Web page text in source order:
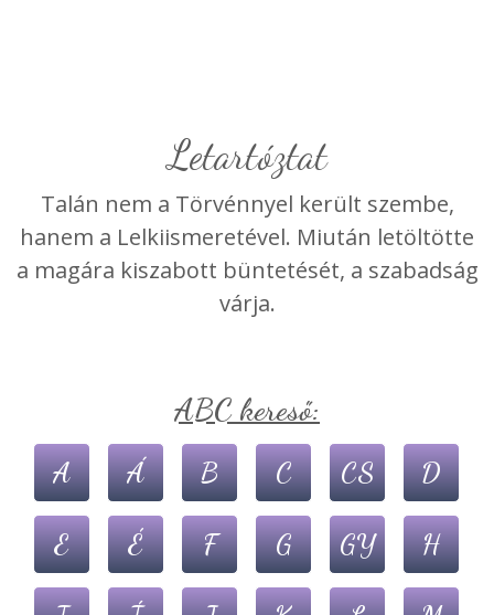
Letartóztat
Talán nem a Törvénnyel került szembe,
hanem a Lelkiismeretével. Miután letöltötte
a magára kiszabott büntetését, a szabadság
várja.
ABC kereső:
A Á B C CS D
E É F G GY H